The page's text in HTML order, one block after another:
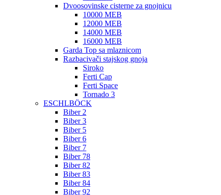
Dvoosovinske cisterne za gnojnicu
10000 MEB
12000 MEB
14000 MEB
16000 MEB
Garda Top sa mlaznicom
Razbacivači stajskog gnoja
Siroko
Ferti Cap
Ferti Space
Tornado 3
ESCHLBÖCK
Biber 2
Biber 3
Biber 5
Biber 6
Biber 7
Biber 78
Biber 82
Biber 83
Biber 84
Biber 92